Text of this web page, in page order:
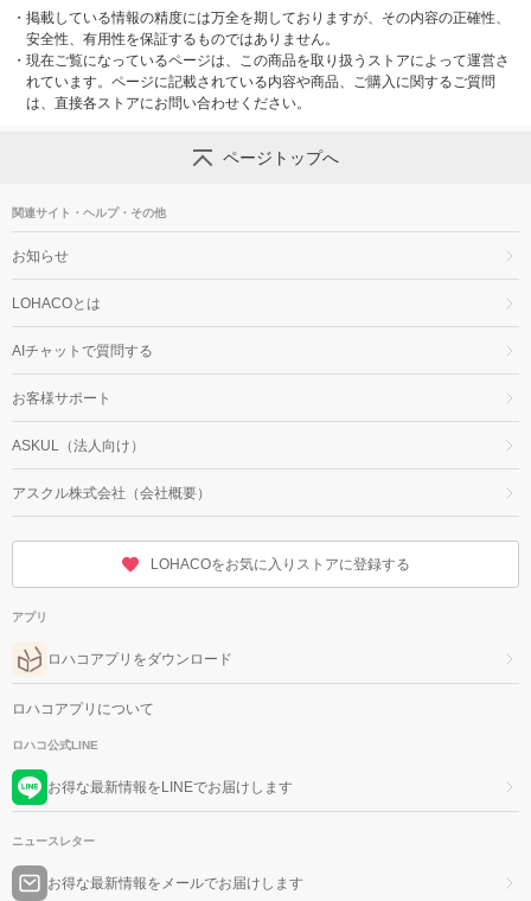
・ 掲載している情報の精度には万全を期しておりますが、その内容の正確性、
安全性、有用性を保証するものではありません。
・ 現在ご覧になっているページは、この商品を取り扱うストアによって運営さ
れています。ページに記載されている内容や商品、ご購入に関するご質問
は、直接各ストアにお問い合わせください。
ページトップへ
関連サイト・ヘルプ・その他
お知らせ
LOHACOとは
AIチャットで質問する
お客様サポート
ASKUL（法人向け）
アスクル株式会社（会社概要）
LOHACOをお気に入りストアに登録する
アプリ
ロハコアプリをダウンロード
ロハコアプリについて
ロハコ公式LINE
お得な最新情報をLINEでお届けします
ニュースレター
お得な最新情報をメールでお届けします